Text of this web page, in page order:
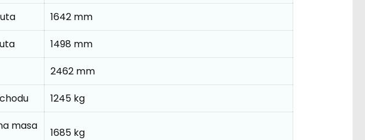
1642 mm
1498 mm
2462 mm
1245 kg
masa
1685 kg